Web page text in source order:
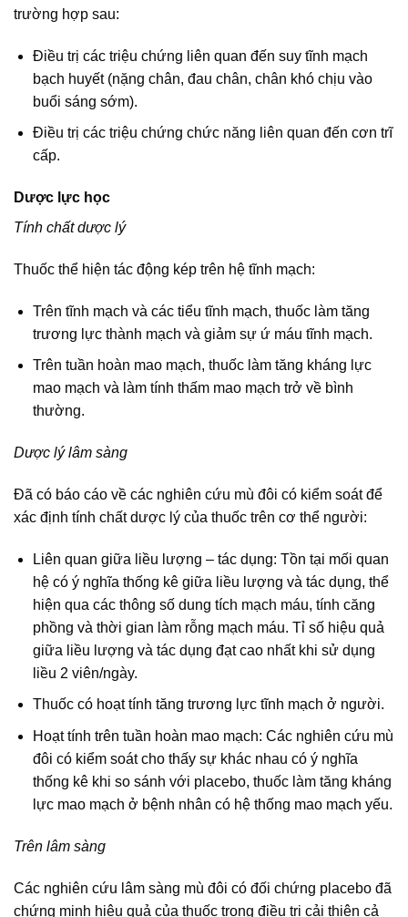
trường hợp sau:
Điều trị các triệu chứng liên quan đến suy tĩnh mạch
bạch huyết (nặng chân, đau chân, chân khó chịu vào
buổi sáng sớm).
Điều trị các triệu chứng chức năng liên quan đến cơn trĩ
cấp.
Dược lực học
Tính chất dược lý
Thuốc thể hiện tác động kép trên hệ tĩnh mạch:
Trên tĩnh mạch và các tiểu tĩnh mạch, thuốc làm tăng
trương lực thành mạch và giảm sự ứ máu tĩnh mạch.
Trên tuần hoàn mao mạch, thuốc làm tăng kháng lực
mao mạch và làm tính thấm mao mạch trở về bình
thường.
Dược lý lâm sàng
Đã có báo cáo về các nghiên cứu mù đôi có kiểm soát để
xác định tính chất dược lý của thuốc trên cơ thể người:
Liên quan giữa liều lượng – tác dụng: Tồn tại mối quan
hệ có ý nghĩa thống kê giữa liều lượng và tác dụng, thể
hiện qua các thông số dung tích mạch máu, tính căng
phồng và thời gian làm rỗng mạch máu. Tỉ số hiệu quả
giữa liều lượng và tác dụng đạt cao nhất khi sử dụng
liều 2 viên/ngày.
Thuốc có hoạt tính tăng trương lực tĩnh mạch ở người.
Hoạt tính trên tuần hoàn mao mạch: Các nghiên cứu mù
đôi có kiểm soát cho thấy sự khác nhau có ý nghĩa
thống kê khi so sánh với placebo, thuốc làm tăng kháng
lực mao mạch ở bệnh nhân có hệ thống mao mạch yếu.
Trên lâm sàng
Các nghiên cứu lâm sàng mù đôi có đối chứng placebo đã
chứng minh hiệu quả của thuốc trong điều trị cải thiện cả